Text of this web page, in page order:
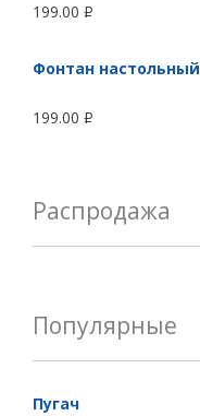
199.00 Р
Фонтан настольный
199.00 Р
Распродажа
Популярные
Пугач